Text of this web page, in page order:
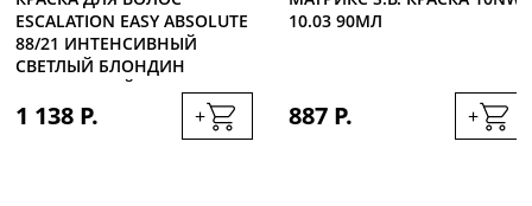
ESCALATION EASY ABSOLUTE
88/21 ИНТЕНСИВНЫЙ
СВЕТЛЫЙ БЛОНДИН
ПЛАТИНОВЫЙ, 60МЛ
1 138 Р. +
10.03 90МЛ
887 Р. +